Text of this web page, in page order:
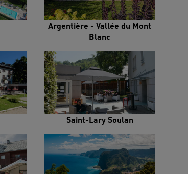
Argentière - Vallée du Mont
Blanc
Saint-Lary Soulan